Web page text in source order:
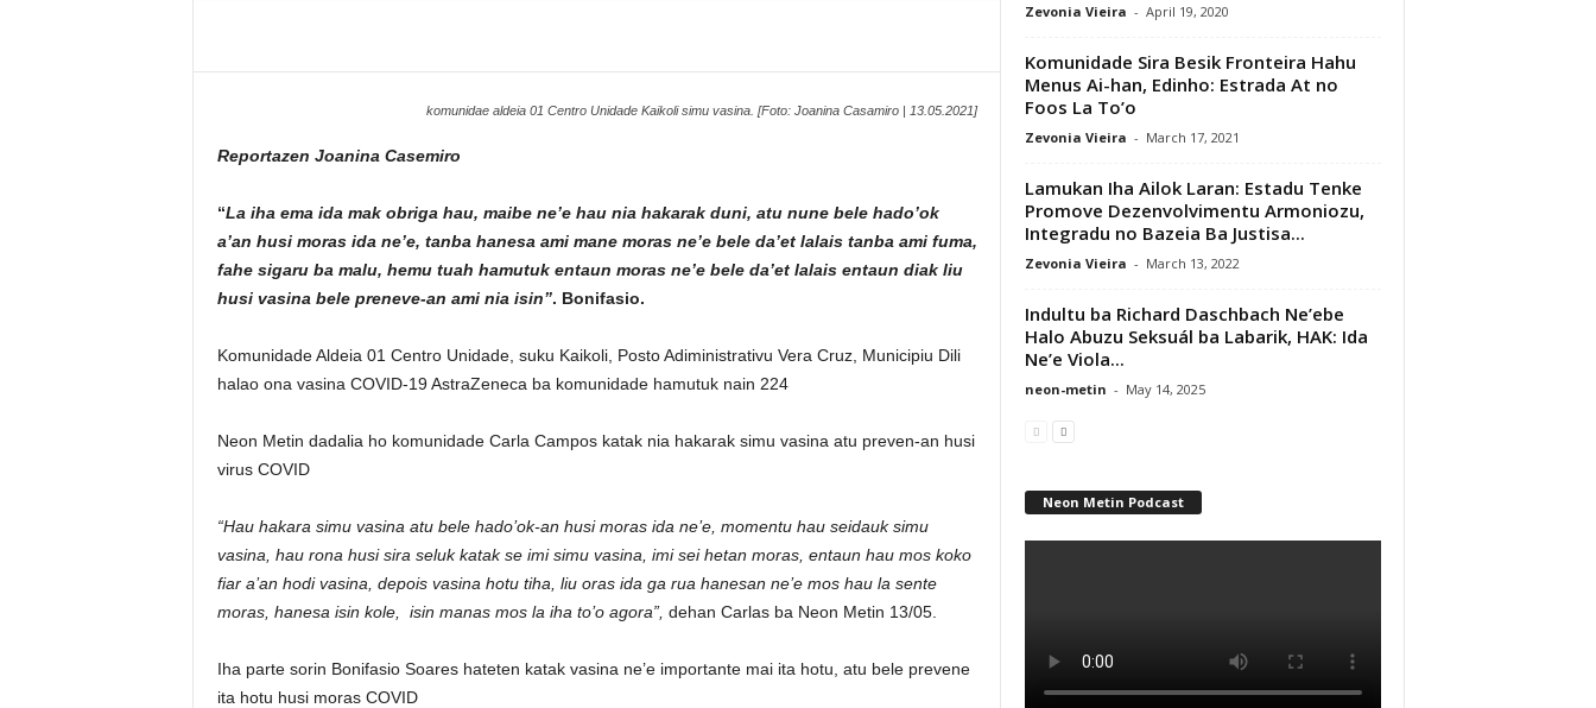
komunidae aldeia 01 Centro Unidade Kaikoli simu vasina. [Foto: Joanina Casamiro | 13.05.2021]
Reportazen Joanina Casemiro
“La iha ema ida mak obriga hau, maibe ne’e hau nia hakarak duni, atu nune bele hado’ok
a’an husi moras ida ne’e, tanba hanesa ami mane moras ne’e bele da’et lalais tanba ami fuma,
fahe sigaru ba malu, hemu tuah hamutuk entaun moras ne’e bele da’et lalais entaun diak liu
husi vasina bele preneve-an ami nia isin”. Bonifasio.
Komunidade Aldeia 01 Centro Unidade, suku Kaikoli, Posto Adiministrativu Vera Cruz, Municipiu Dili
halao ona vasina COVID-19 AstraZeneca ba komunidade hamutuk nain 224
Neon Metin dadalia ho komunidade Carla Campos katak nia hakarak simu vasina atu preven-an husi
virus COVID
“Hau hakara simu vasina atu bele hado’ok-an husi moras ida ne’e, momentu hau seidauk simu
vasina, hau rona husi sira seluk katak se imi simu vasina, imi sei hetan moras, entaun hau mos koko
fiar a’an hodi vasina, depois vasina hotu tiha, liu oras ida ga rua hanesan ne’e mos hau la sente
moras, hanesa isin kole, isin manas mos la iha to’o agora”, dehan Carlas ba Neon Metin 13/05.
Iha parte sorin Bonifasio Soares hateten katak vasina ne’e importante mai ita hotu, atu bele prevene
ita hotu husi moras COVID
Zevonia Vieira - April 19, 2020
Komunidade Sira Besik Fronteira Hahu
Menus Ai-han, Edinho: Estrada At no
Foos La To’o
Zevonia Vieira - March 17, 2021
Lamukan Iha Ailok Laran: Estadu Tenke
Promove Dezenvolvimentu Armoniozu,
Integradu no Bazeia Ba Justisa...
Zevonia Vieira - March 13, 2022
Indultu ba Richard Daschbach Ne’ebe
Halo Abuzu Seksuál ba Labarik, HAK: Ida
Ne’e Viola...
neon-metin - May 14, 2025
Neon Metin Podcast